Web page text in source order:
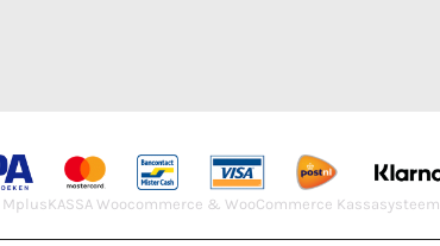
MplusKASSA Woocommerce & WooCommerce Kassasysteem